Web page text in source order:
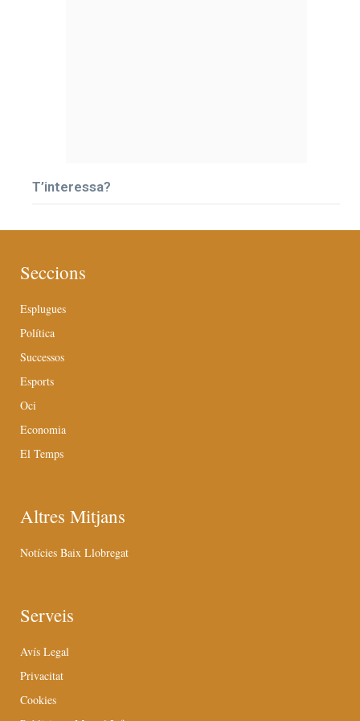
T’interessa?
Seccions
Esplugues
Política
Successos
Esports
Oci
Economia
El Temps
Altres Mitjans
Notícies Baix Llobregat
Serveis
Avís Legal
Privacitat
Cookies